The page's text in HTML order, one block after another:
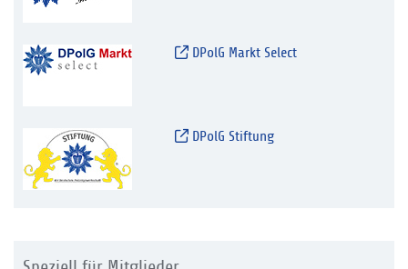
DPolG Markt Select
DPolG Stiftung